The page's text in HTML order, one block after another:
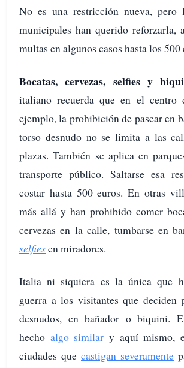
No es una restricción nueva, pero
municipales han querido reforzarla,
multas en algunos casos hasta los 500
Bocatas, cervezas, selfies y
italiano recuerda que en el centro
ejemplo, la prohibición de pasear en
torso desnudo no se limita a las
plazas. También se aplica en
transporte público. Saltarse esa
costar hasta 500 euros. En otras
más allá y han prohibido comer
cervezas en la calle, tumbarse en
selfiesen miradores.
Italia ni siquiera es la única que
guerra a los visitantes que deciden
desnudos, en bañador o biquini.
hecho algo similar y aquí mismo,
ciudades que castigan severamente